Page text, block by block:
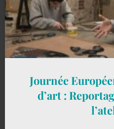
Journée
d’art :